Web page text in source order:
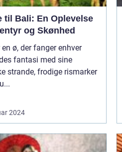
til Bali: En Oplevelse
og Skønhed
ø, der fanger enhver
fantasi med sine
strande, frodige rismarker
2024